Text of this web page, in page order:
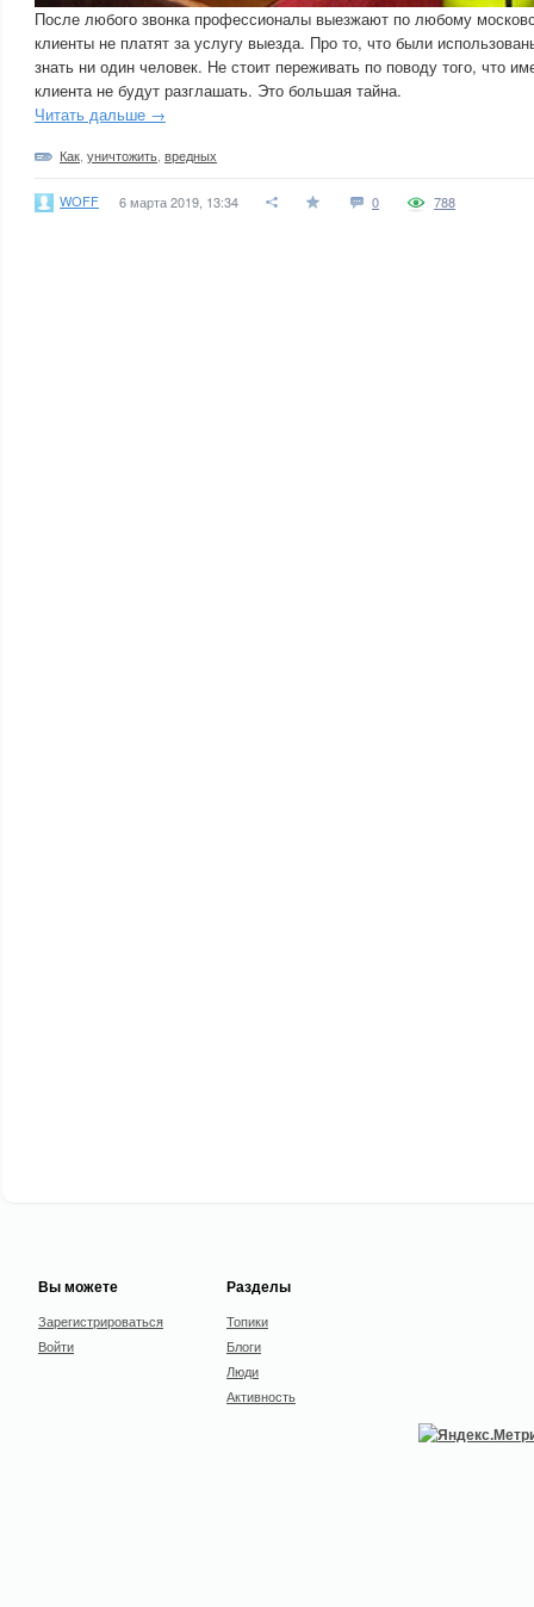
После любого звонка профессионалы выезжают по любому
клиенты не платят за услугу выезда. Про то, что были
знать ни один человек. Не стоит переживать по поводу того, что
клиента не будут разглашать. Это большая тайна.
Читать дальше →
Как уничтожить вредных
WOFF 6 марта 2019, 13:34 0 788
Вы можете
Зарегистрироваться
Войти
Разделы
Топики
Блоги
Люди
Активность